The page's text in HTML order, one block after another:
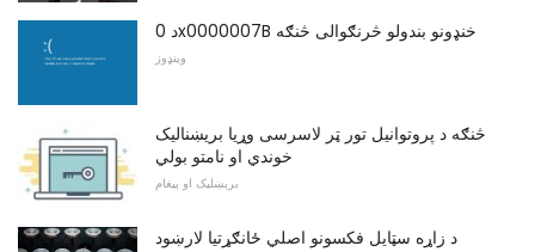
د 0x0000007B خنډونو بندولو څرنګوالی څنګه
وینډوز
څنګه د پروتوانیل تور ټر لاسرسی وړیا بریښنالیک
خوندي او نامتو بولي
برېښلیک او پیغام
د زاړه سټایل فکسونو اصلي ځانګړتیا لارښود